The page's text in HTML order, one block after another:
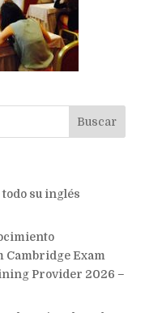
su inglés
Cambridge Exam
Provider 2026 –